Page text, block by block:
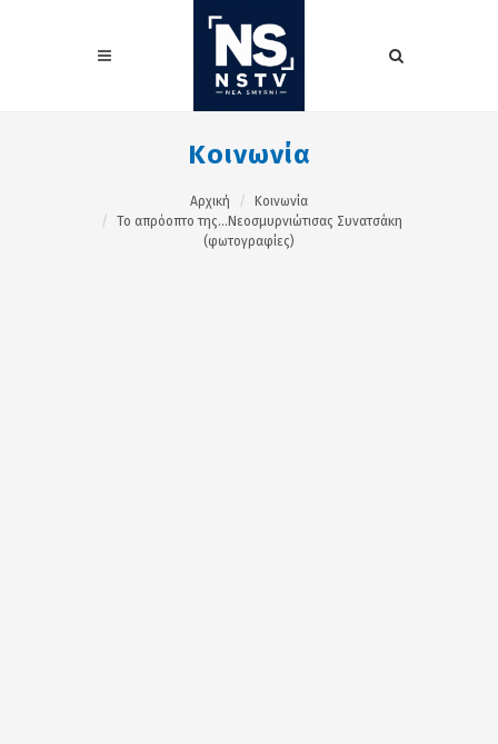
Κοινωνία
Αρχική
Κοινωνία
To απρόοπτο της…Νεοσμυρνιώτισας Συνατσάκη
(φωτογραφίες)